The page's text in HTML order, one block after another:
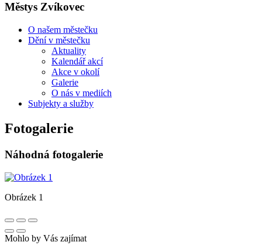
Městys Zvíkovec
O našem městečku
Dění v městečku
Aktuality
Kalendář akcí
Akce v okolí
Galerie
O nás v mediích
Subjekty a služby
Fotogalerie
Náhodná fotogalerie
Obrázek 1
Mohlo by Vás zajímat